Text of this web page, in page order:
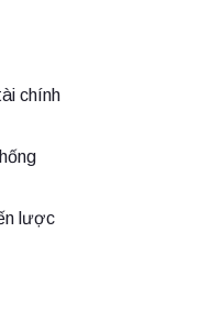
chính
lược